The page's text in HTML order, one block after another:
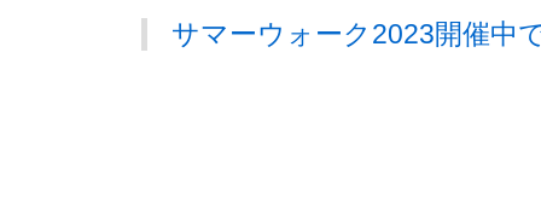
サマーウォーク2023開催中